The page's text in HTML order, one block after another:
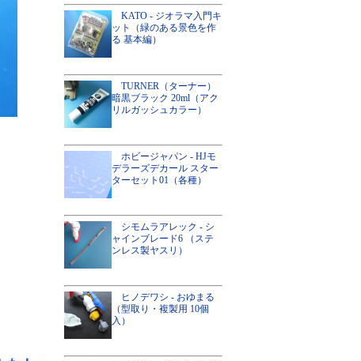
KATO - ジオラマ入門キ
ット（緑のある景色を作
る 基本編）
TURNER（ターナー）
暗黒ブラック 20ml（アク
リルガッシュカラー）
ホビージャパン - HJモ
デラーズデカール スター
ターセット01（各種）
シモムラアレック - シ
ャインブレード6 （ステ
ンレス製ヤスリ）
ヒノデワシ - おゆまる
（型取り・複製用 10個
入）